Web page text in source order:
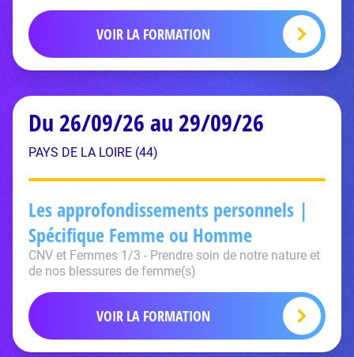
VOIR LA FORMATION
Du 26/09/26 au 29/09/26
PAYS DE LA LOIRE (44)
Les approfondissements personnels |
Spécifique Femme ou Homme
CNV et Femmes 1/3 - Prendre soin de notre nature et
de nos blessures de femme(s)
VOIR LA FORMATION